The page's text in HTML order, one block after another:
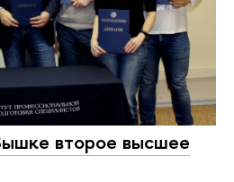
второе высшее